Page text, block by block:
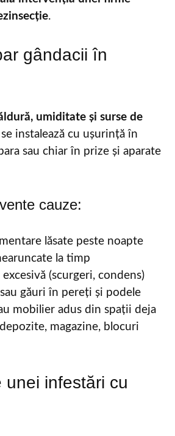
.
gândacii în
umiditate și surse de
se instalează cu ușurință în
sau chiar în prize și aparate
cauze:
lăsate peste noapte
la timp
(scurgeri, condens)
găuri în pereți și podele
mobilier adus din spații deja
magazine, blocuri
unei infestări cu